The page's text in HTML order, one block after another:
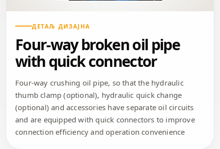
ДЕТАЉ ДИЗАЈНА
Four-way broken oil pipe
with quick connector
Four-way crushing oil pipe, so that the hydraulic
thumb clamp (optional), hydraulic quick change
(optional) and accessories have separate oil circuits
and are equipped with quick connectors to improve
connection efficiency and operation convenience